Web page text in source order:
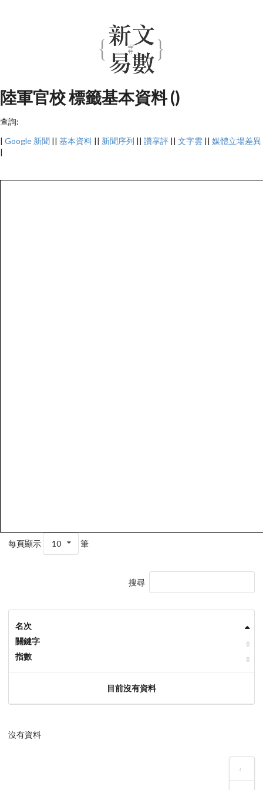
陸軍官校 標籤基本資料 ()
查詢:
| Google 新聞 || 基本資料 || 新聞序列 || 讚享評 || 文字雲 || 媒體立場差異
|
每頁顯示 10 筆
搜尋
名次
關鍵字
指數
目前沒有資料
沒有資料
‹